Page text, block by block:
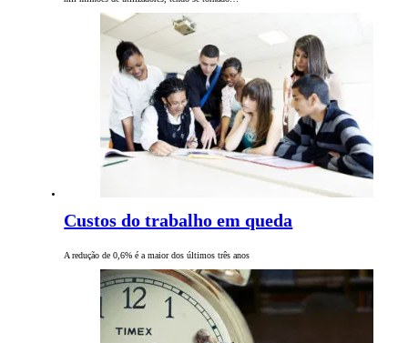
Custos do trabalho em queda
A redução de 0,6% é a maior dos últimos três anos